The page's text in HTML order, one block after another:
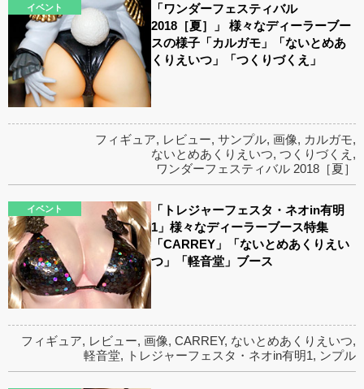
イベント
「ワンダーフェスティバル
2018［夏］」 様々なディーラーブー
スの様子「カルガモ」「ないとめあ
くりえいつ」「つくりづくえ」
フィギュア, レビュー, サンプル, 画像, カルガモ,
ないとめあくりえいつ, つくりづくえ ,
ワンダーフェスティバル 2018［夏］
イベント
「トレジャーフェスタ・ネオin有明
1」様々なディーラーブース特集
「CARREY」「ないとめあくりえい
つ」「軽音堂」ブース
フィギュア, レビュー, 画像, CARREY, ないとめあくりえいつ,
軽音堂, トレジャーフェスタ・ネオin有明1, ンプル